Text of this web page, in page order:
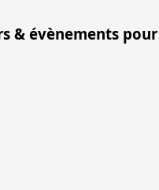
& évènements